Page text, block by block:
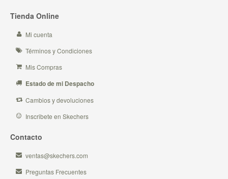
Tienda Online
Mi cuenta
Términos y Condiciones
Mis Compras
Estado de mi Despacho
Cambios y devoluciones
Inscribete en Skechers
Contacto
ventas@skechers.com
Preguntas Frecuentes